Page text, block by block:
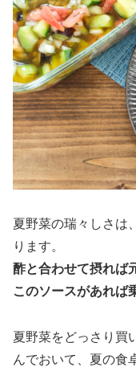
夏野菜の瑞々しさは
ります。
酢と合わせて摂れば
このソースがあれば
夏野菜をどっさり買
んでおいて、夏の食